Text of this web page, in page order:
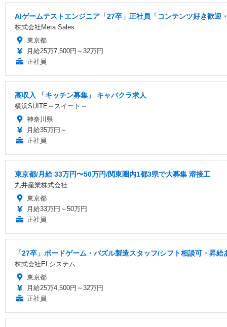
AIゲームテストエンジニア「27卒」正社員「コンテンツ好き歓迎
株式会社Meta Sales
東京都
月給25万7,500円～32万円
正社員
高収入 「キッチン募集」 キャバクラ求人
横浜SUITE～スイート～
神奈川県
月給35万円～
正社員
東京都/月給 33万円〜50万円/関東圏内1都3県で大募集 溶接工
丸井産業株式会社
東京都
月給33万円～50万円
正社員
「27卒」ボードゲーム・パズル製造スタッフ/シフト相談可・昇
株式会社ELシステム
東京都
月給25万4,500円～32万円
正社員